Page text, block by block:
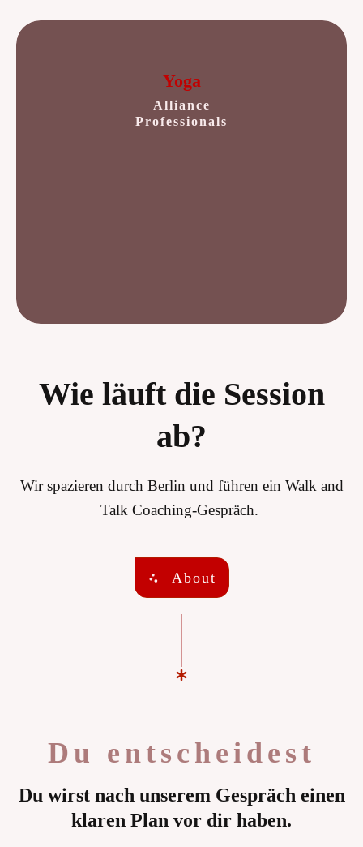
Yoga
Alliance
Professionals
Wie läuft die Session
ab?
Wir spazieren durch Berlin und führen ein Walk and
Talk Coaching-Gespräch.
About
Du entscheidest
Du wirst nach unserem Gespräch einen
klaren Plan vor dir haben.